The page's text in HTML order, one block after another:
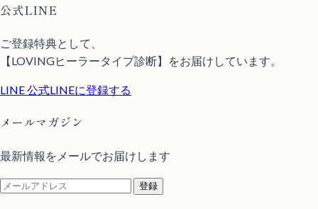
公式LINE
ご登録特典として、
【LOVINGヒーラータイプ診断】をお届けしています。
LINE公式LINEに登録する
メールマガジン
最新情報をメールでお届けします
登録